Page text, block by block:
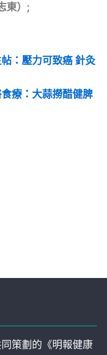
東）;
帖：壓力可致癌 針灸
食療：大蒜撈醋健脾
策劃的《明報健康